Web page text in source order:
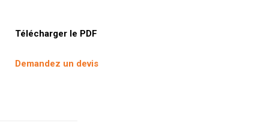
Télécharger le PDF
Demandez un devis